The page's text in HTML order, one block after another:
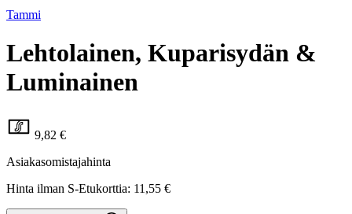
Tammi
Lehtolainen, Kuparisydän &
Luminainen
9,82 €
Asiakasomistajahinta
Hinta ilman S-Etukorttia: 11,55 €